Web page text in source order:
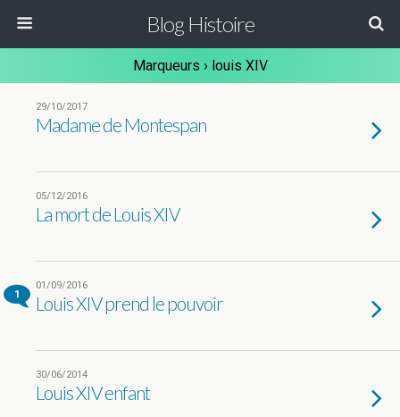
Blog Histoire
Marqueurs › louis XIV
29/10/2017
Madame de Montespan
05/12/2016
La mort de Louis XIV
1
01/09/2016
Louis XIV prend le pouvoir
30/06/2014
Louis XIV enfant